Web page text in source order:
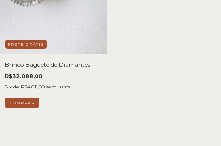
FRETE GRÁTIS
Brinco Baguete de Diamantes
R$32.088,00
8 x de R$4.011,00 sem juros